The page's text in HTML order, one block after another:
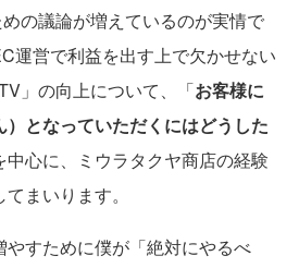
の議論が増えているのが実情で
運営で利益を出す上で欠かせない
」の向上について、「お客様に
）となっていただくにはどうした
中心に、ミウラタクヤ商店の経験
まいります。
すために僕が「絶対にやるべ